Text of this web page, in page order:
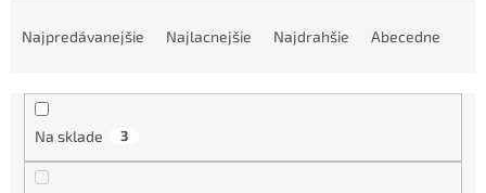
Najpredávanejšie Najlacnejšie Najdrahšie Abecedne
Na sklade 3